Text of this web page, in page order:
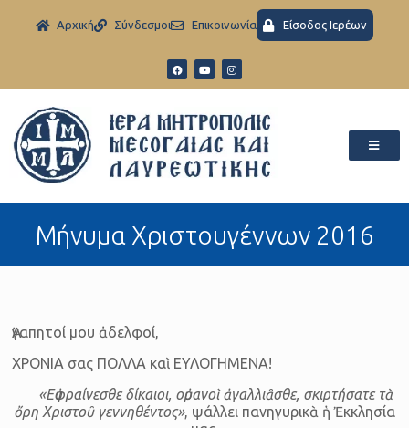
Aρχική Σύνδεσμοι Eπικοινωνία Είσοδος Ιερέων
Μήνυμα Χριστουγέννων 2016
Ἀγαπητοί μου ἀδελφοί,
ΧΡΟΝΙΑ σας ΠΟΛΛΑ καὶ ΕΥΛΟΓΗΜΕΝΑ!
«Εὐφραίνεσθε δίκαιοι, οὐρανοὶ ἀγαλλιᾶσθε, σκιρτήσατε τὰ
ὄρη Χριστοῦ γεννηθέντος», ψάλλει πανηγυρικὰ ἡ Ἐκκλησία